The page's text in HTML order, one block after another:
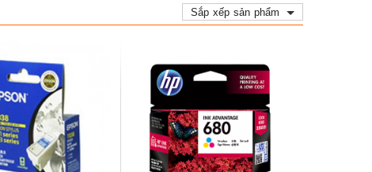
Sắp xếp sản phẩm